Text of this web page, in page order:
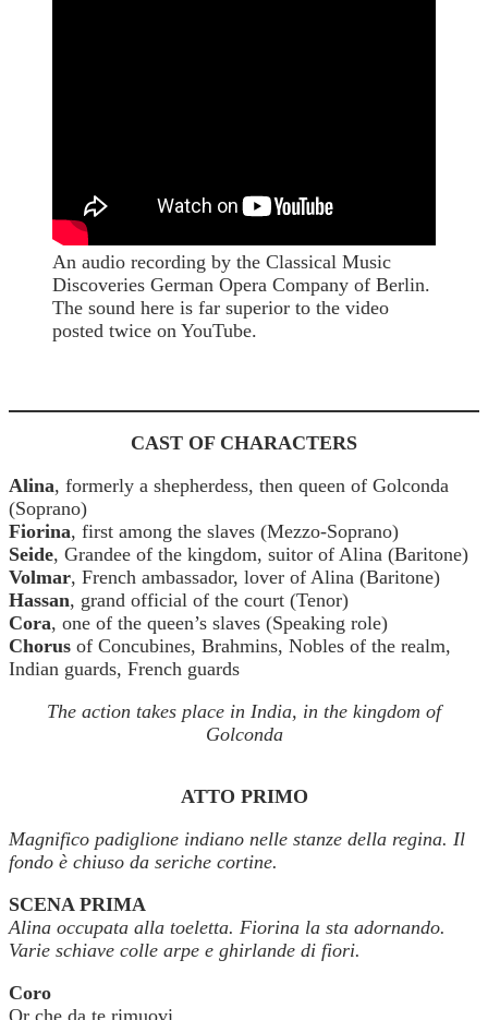
An audio recording by the Classical Music
Discoveries German Opera Company of Berlin.
The sound here is far superior to the video
posted twice on YouTube.
CAST OF CHARACTERS
Alina, formerly a shepherdess, then queen of Golconda
(Soprano)
Fiorina, first among the slaves (Mezzo-Soprano)
Seide, Grandee of the kingdom, suitor of Alina (Baritone)
Volmar, French ambassador, lover of Alina (Baritone)
Hassan, grand official of the court (Tenor)
Cora, one of the queen’s slaves (Speaking role)
Chorus of Concubines, Brahmins, Nobles of the realm,
Indian guards, French guards
The action takes place in India, in the kingdom of
Golconda
ATTO PRIMO
Magnifico padiglione indiano nelle stanze della regina. Il
fondo è chiuso da seriche cortine.
SCENA PRIMA
Alina occupata alla toeletta. Fiorina la sta adornando.
Varie schiave colle arpe e ghirlande di fiori.
Coro
Or che da te rimuovi